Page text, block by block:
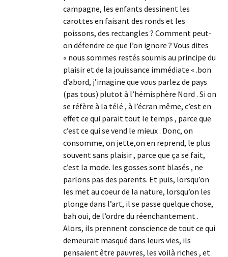
campagne, les enfants dessinent les
carottes en faisant des ronds et les
poissons, des rectangles ? Comment peut-
on défendre ce que l’on ignore ? Vous dites
« nous sommes restés soumis au principe du
plaisir et de la jouissance immédiate « .bon
d’abord, j’imagine que vous parlez de pays
(pas tous) plutot à l’hémisphère Nord . Si on
se réfère à la télé , à l’écran même, c’est en
effet ce qui parait tout le temps , parce que
c’est ce qui se vend le mieux . Donc, on
consomme, on jette,on en reprend, le plus
souvent sans plaisir , parce que ça se fait,
c’est la mode. les gosses sont blasés , ne
parlons pas des parents. Et puis, lorsqu’on
les met au coeur de la nature, lorsqu’on les
plonge dans l’art, il se passe quelque chose,
bah oui, de l’ordre du réenchantement .
Alors, ils prennent conscience de tout ce qui
demeurait masqué dans leurs vies, ils
pensaient être pauvres, les voilà riches , et